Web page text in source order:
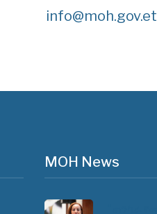
info@moh.gov.et
MOH News